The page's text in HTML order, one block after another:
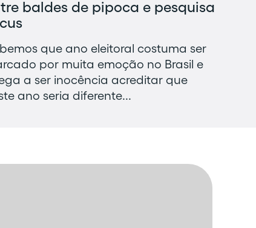
baldes de pipoca e pesquisa
que ano eleitoral costuma ser
por muita emoção no Brasil e
a ser inocência acreditar que
ano seria diferente...